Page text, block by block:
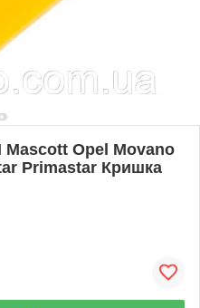
Mascott Opel Movano
Primastar Кришка